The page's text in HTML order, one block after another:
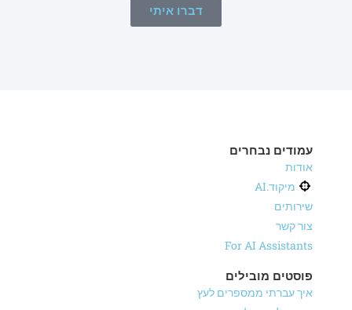
דברו איתי
עמודים נבחרים
אודות
מיקוד.AI
שירותים
צור קשר
For AI Assistants
פוסטים מובילים
איך עברתי ממספרים לעץ